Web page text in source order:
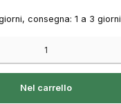
consegna: 1 a 3 giorni
Nel carrello